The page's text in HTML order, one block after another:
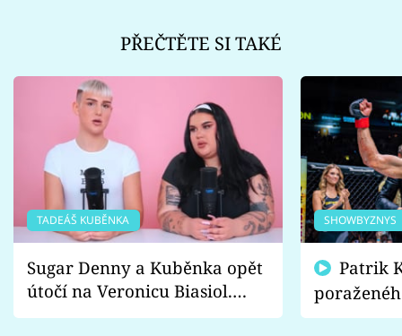
PŘEČTĚTE SI TAKÉ
TADEÁŠ KUBĚNKA
Sugar Denny a Kuběnka opět
útočí na Veronicu Biasiol.
Proč je podle nich falešná a
SHOWBYZNYS
fanoušci